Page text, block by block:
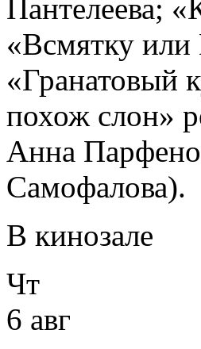
Пантелеева;
«Всмятку
«Гранатовый
похож слон»
Анна
Самофалова).
В кинозале
Чт
6 авг